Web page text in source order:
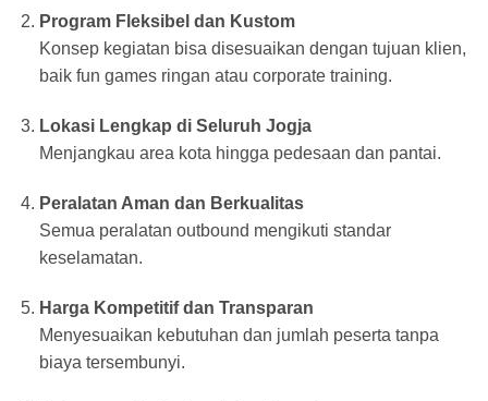
Program Fleksibel dan Kustom
Konsep kegiatan bisa disesuaikan dengan tujuan klien,
baik fun games ringan atau corporate training.
Lokasi Lengkap di Seluruh Jogja
Menjangkau area kota hingga pedesaan dan pantai.
Peralatan Aman dan Berkualitas
Semua peralatan outbound mengikuti standar
keselamatan.
Harga Kompetitif dan Transparan
Menyesuaikan kebutuhan dan jumlah peserta tanpa
biaya tersembunyi.